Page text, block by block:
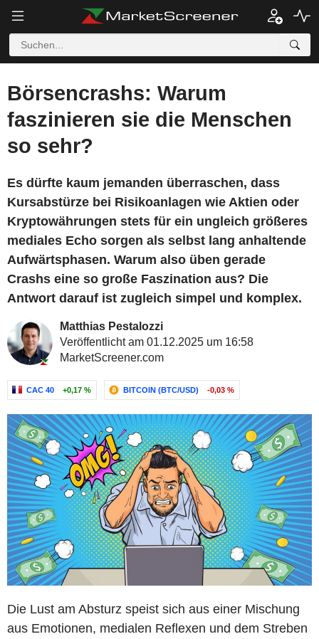
Börsencrashs: Warum
faszinieren sie die Menschen
so sehr?
Es dürfte kaum jemanden überraschen, dass
Kursabstürze bei Risikoanlagen wie Aktien oder
Kryptowährungen stets für ein ungleich größeres
mediales Echo sorgen als selbst lang anhaltende
Aufwärtsphasen. Warum also üben gerade
Crashs eine so große Faszination aus? Die
Antwort darauf ist zugleich simpel und komplex.
Matthias Pestalozzi
Veröffentlicht am 01.12.2025 um 16:58
MarketScreener.com
CAC 40 +0,17 % BITCOIN (BTC/USD) -0,03 %
Die Lust am Absturz speist sich aus einer Mischung
aus Emotionen, medialen Reflexen und dem Streben